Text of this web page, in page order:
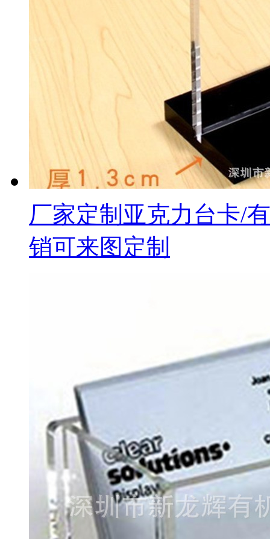
厂家定制亚克力台卡/
销可来图定制